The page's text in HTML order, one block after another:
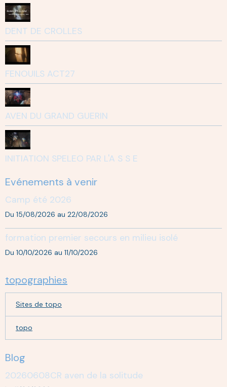
DENT DE CROLLES
FENOUILS ACT27
AVEN DU GRAND GUERIN
INITIATION SPELEO PAR L'A S S E
Evénements à venir
Camp été 2026
Du 15/08/2026 au 22/08/2026
formation premier secours en milieu isolé
Du 10/10/2026 au 11/10/2026
topographies
Sites de topo
topo
Blog
20260608CR aven de la solitude